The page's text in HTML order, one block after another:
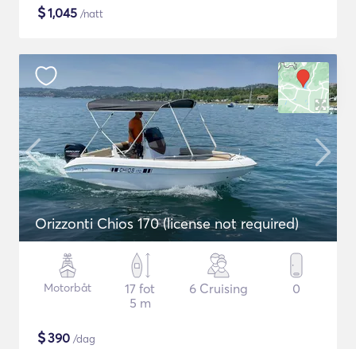
$1,045 /natt
Orizzonti Chios 170 (license not required)
Motorbåt
17 fot
5 m
6 Cruising 0
$390 /dag